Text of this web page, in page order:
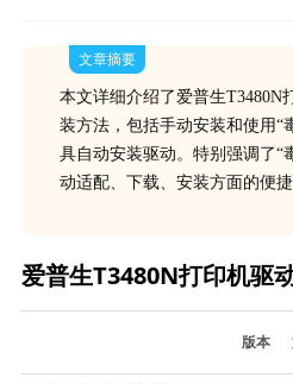
文章摘要
本文详细介绍了爱普生T3480N
装方法，包括手动安装和使用“
具自动安装驱动。特别强调了“
动适配、下载、安装方面的便捷
爱普生T3480N打印机驱
版本